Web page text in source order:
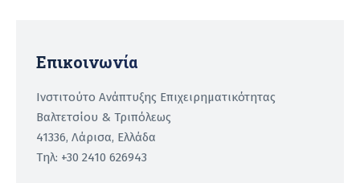
Επικοινωνία
Ινστιτούτο Ανάπτυξης Επιχειρηματικότητας
Βαλτετσίου & Τριπόλεως
41336, Λάρισα, Ελλάδα
Τηλ: +30 2410 626943